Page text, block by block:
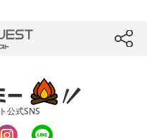
btn
公式SNS
line